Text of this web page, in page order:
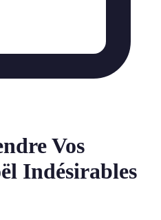
Vos
Indésirables